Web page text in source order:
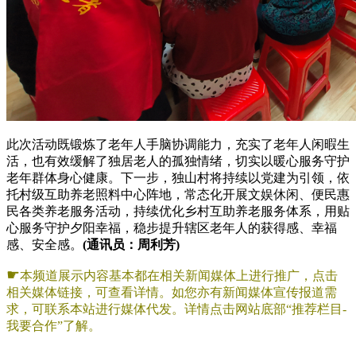
此次活动既锻炼了老年人手脑协调能力，充实了老年人闲暇生
活，也有效缓解了独居老人的孤独情绪，切实以暖心服务守护
老年群体身心健康。下一步，独山村将持续以党建为引领，依
托村级互助养老照料中心阵地，常态化开展文娱休闲、便民惠
民各类养老服务活动，持续优化乡村互助养老服务体系，用贴
心服务守护夕阳幸福，稳步提升辖区老年人的获得感、幸福
感、安全感。 (通讯员：周利芳)
☛本频道展示内容基本都在相关新闻媒体上进行推广，点击
相关媒体链接，可查看详情。如您亦有新闻媒体宣传报道需
求，可联系本站进行媒体代发。详情点击网站底部“推荐栏目-
我要合作”了解。